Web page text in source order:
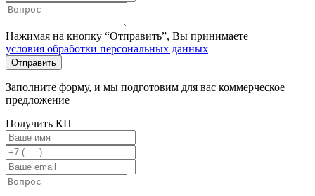
Нажимая на кнопку “Отправить”, Вы принимаете
условия обработки персональных данных
Заполните форму, и мы подготовим для вас коммерческое
предложение
Получить КП